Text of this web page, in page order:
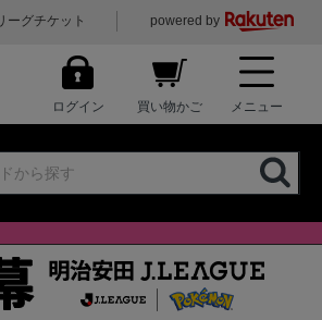
ーグチケット powered by
ログイン 買い物かご メニュー